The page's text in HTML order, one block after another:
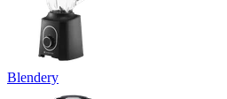
Blendery